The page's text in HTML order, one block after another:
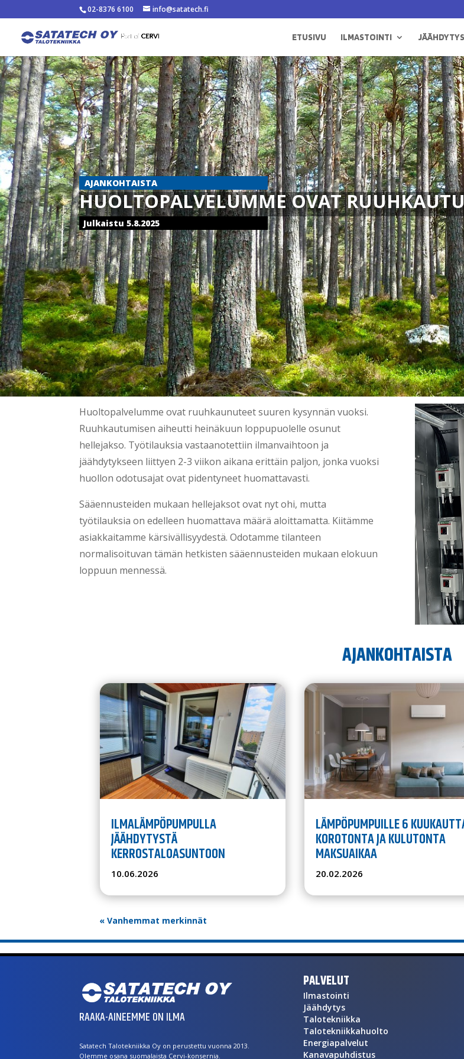
02-8376 6100 info@satatech.fi
ETUSIVU ILMASTOINTI JÄÄHDYTYS
AJANKOHTAISTA
HUOLTOPALVELUMME OVAT
Julkaistu 5.8.2025
Huoltopalvelumme ovat ruuhkaunuteet suuren kysynnän vuoksi.
Ruuhkautumisen aiheutti heinäkuun loppupuolelle osunut
hellejakso. Työtilauksia vastaanotettiin ilmanvaihtoon ja
jäähdytykseen liittyen 2-3 viikon aikana erittäin paljon, jonka vuoksi
huollon odotusajat ovat pidentyneet huomattavasti.
Sääennusteiden mukaan hellejaksot ovat nyt ohi, mutta
työtilauksia on edelleen huomattava määrä aloittamatta. Kiitämme
asiakkaitamme kärsivällisyydestä. Odotamme tilanteen
normalisoituvan tämän hetkisten sääennusteiden mukaan elokuun
loppuun mennessä.
AJANKOHTAISTA
ILMALÄMPÖPUMPULLA
JÄÄHDYTYSTÄ
KERROSTALOASUNTOON
10.06.2026
LÄMPÖPUMPUILLE 6
KOROTONTA JA KULUTONTA
MAKSUAIKAA
20.02.2026
« Vanhemmat merkinnät
RAAKA-AINEEMME ON ILMA
Satatech Talotekniikka Oy on perustettu vuonna 2013.
Olemme osana suomalaista Cervi-konsernia.
PALVELUT
Ilmastointi
Jäähdytys
Talotekniikka
Talotekniikkahuolto
Energiapalvelut
Kanavapuhdistus